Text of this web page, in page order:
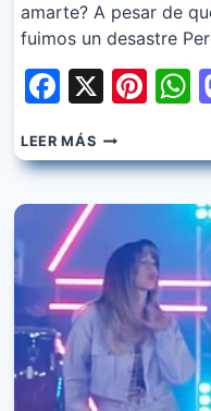
amarte? A pesar de
fuimos un desastre
X
LEER MÁSJIMENA
BARON,
ULISES
–
AMOR
DE
MI
VIDA